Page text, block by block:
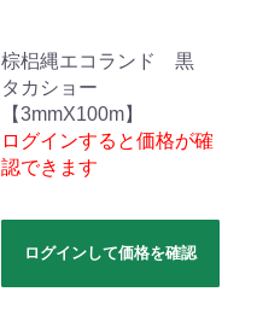
棕梠縄エコランド 黒
タカショー
【3mmX100m】
ログインすると価格が確
認できます
ログインして価格を確認